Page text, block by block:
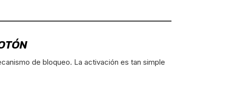
de bloqueo. La activación es tan simple